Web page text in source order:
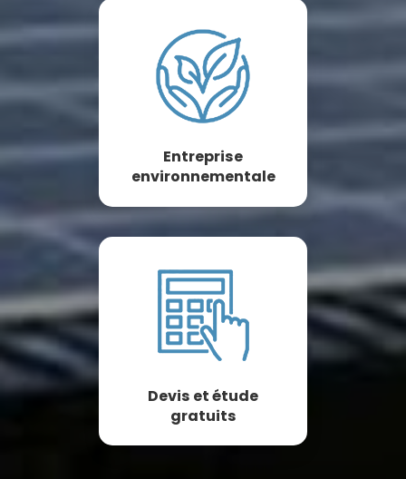
Entreprise
environnementale
Devis et étude
gratuits